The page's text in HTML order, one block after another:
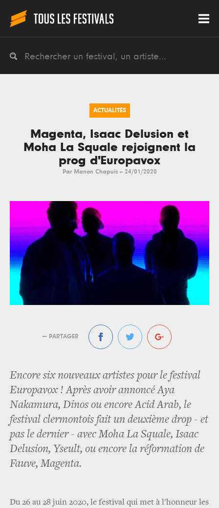
ACTUALITÉS
Magenta, Isaac Delusion et
Moha La Squale rejoignent la
prog d'Europavox
Par Manon Chapuis -- 24/01/2020
— PARTAGER
Encore six nouveaux artistes pour le festival
Europavox ! Après avoir annoncé Aya
Nakamura, Dinos ou encore Acid Arab, le
festival clermontois fait un deuxième drop - et
pas le dernier - avec Moha La Squale, Isaac
Delusion, Yseult, ou encore la réformation de
Fauve, Magenta.
Du 26 au 28 juin 2020, le festival qui met à l'honneur les